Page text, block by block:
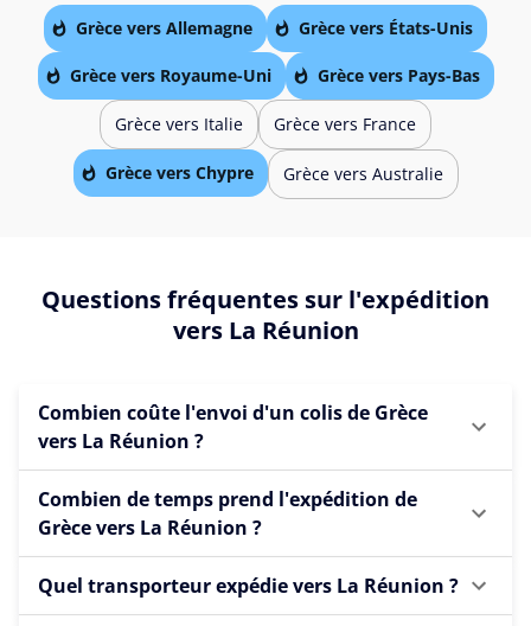
Grèce vers Allemagne Grèce vers États-Unis
Grèce vers Royaume-Uni Grèce vers Pays-Bas
Grèce vers Italie Grèce vers France
Grèce vers Chypre Grèce vers Australie
Questions fréquentes sur l'expédition
vers La Réunion
Combien coûte l'envoi d'un colis de Grèce
vers La Réunion ?
Combien de temps prend l'expédition de
Grèce vers La Réunion ?
Quel transporteur expédie vers La Réunion ?